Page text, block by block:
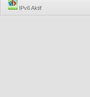
IPv6 Aktif